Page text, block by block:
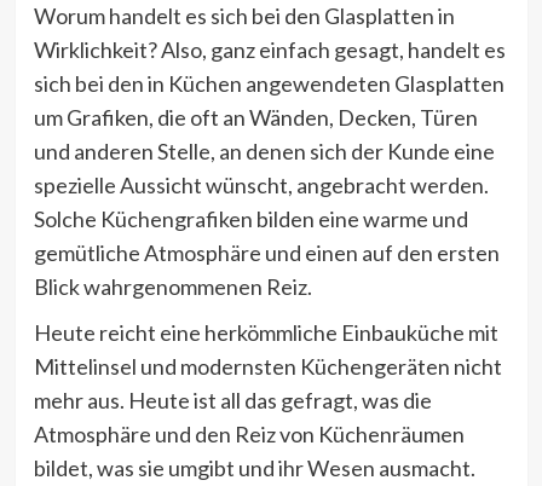
Worum handelt es sich bei den Glasplatten in
Wirklichkeit? Also, ganz einfach gesagt, handelt es
sich bei den in Küchen angewendeten Glasplatten
um Grafiken, die oft an Wänden, Decken, Türen
und anderen Stelle, an denen sich der Kunde eine
spezielle Aussicht wünscht, angebracht werden.
Solche Küchengrafiken bilden eine warme und
gemütliche Atmosphäre und einen auf den ersten
Blick wahrgenommenen Reiz.
Heute reicht eine herkömmliche Einbauküche mit
Mittelinsel und modernsten Küchengeräten nicht
mehr aus. Heute ist all das gefragt, was die
Atmosphäre und den Reiz von Küchenräumen
bildet, was sie umgibt und ihr Wesen ausmacht.